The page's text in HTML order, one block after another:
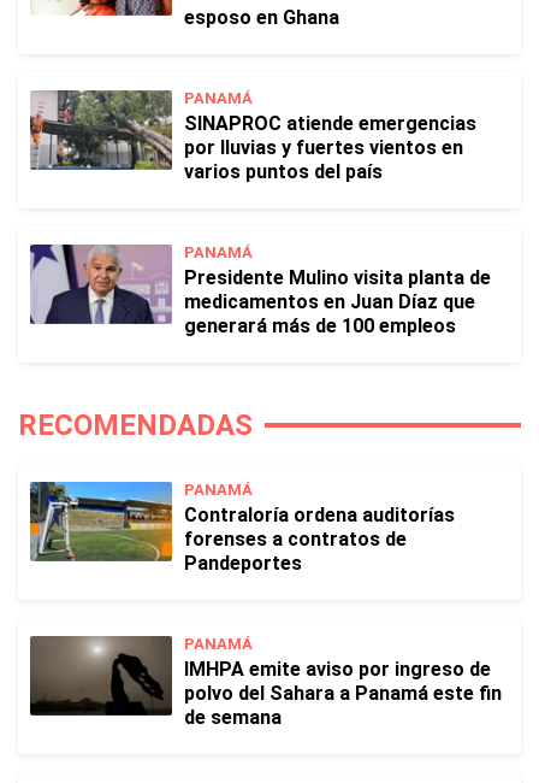
esposo en Ghana
PANAMÁ
SINAPROC atiende emergencias
por lluvias y fuertes vientos en
varios puntos del país
PANAMÁ
Presidente Mulino visita planta de
medicamentos en Juan Díaz que
generará más de 100 empleos
RECOMENDADAS
PANAMÁ
Contraloría ordena auditorías
forenses a contratos de
Pandeportes
PANAMÁ
IMHPA emite aviso por ingreso de
polvo del Sahara a Panamá este fin
de semana